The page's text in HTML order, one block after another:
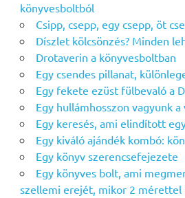
könyvesboltból
Csipp, csepp, egy csepp, öt
Díszlet kölcsönzés? Minden
Drotaverin a könyvesboltban
Egy csendes pillanat,
Egy fekete ezüst fülbevaló a
Egy hullámhosszon vagyunk
Egy keresés, ami elindított
Egy kiváló ajándék kombó:
Egy könyv szerencsefejezete
Egy könyves bolt, ami
szellemi erejét, mikor 2 mérettel